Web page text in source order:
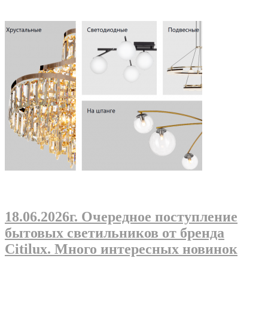
18.06.2026г. Очередное поступление
бытовых светильников от бренда
Citilux. Много интересных новинок